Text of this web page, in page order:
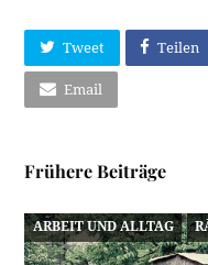
Tweet Teilen
Email
Frühere Beiträge
ARBEIT UND ALLTAG